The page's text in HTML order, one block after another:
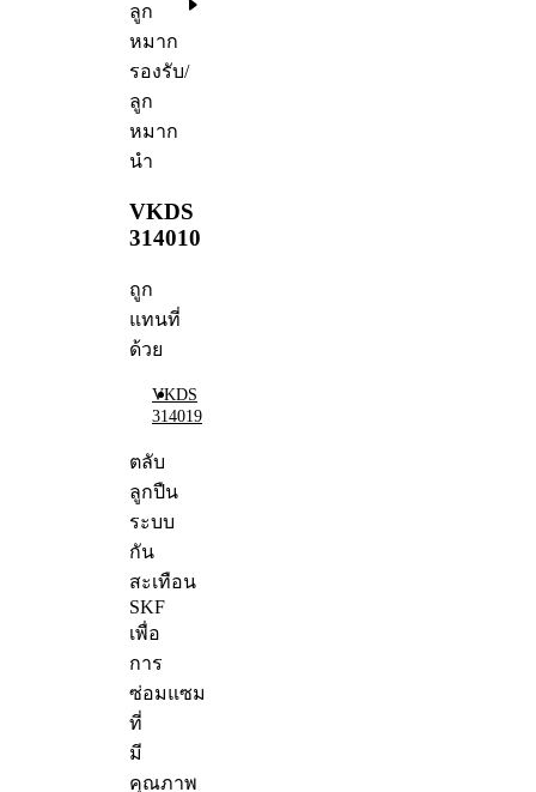
ลูก
หมาก
รองรับ/
ลูก
หมาก
นำ
VKDS
314010
ถูก
แทนที่
ด้วย
VKDS
314019
ตลับ
ลูกปืน
ระบบ
กัน
สะเทือน
SKF
เพื่อ
การ
ซ่อมแซม
ที่
มี
คุณภาพ